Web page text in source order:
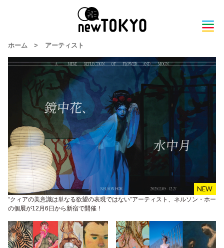
ホーム > アーティスト
“クィアの美意識は単なる欲望の表現ではない”アーティスト、ネルソン・ホー
の個展が12月6日から新宿で開催！